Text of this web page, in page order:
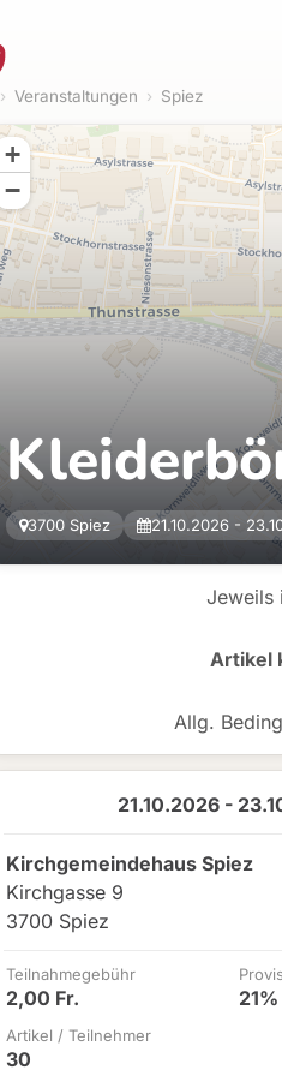
› Veranstaltungen › Spiez
Jeweils
Artikel
Allg.
21.10.2026 -
Kirchgemeindehaus Spiez
Kirchgasse 9
3700 Spiez
Teilnahmegebühr
2,00 Fr. 21%
Artikel / Teilnehmer
30
3700 Spiez 21.10.2026 -
+
−